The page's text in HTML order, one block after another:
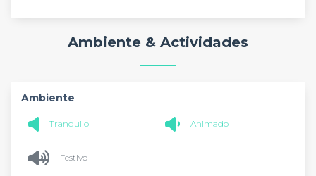
Ambiente & Actividades
Ambiente
Tranquilo Animado
Festivo